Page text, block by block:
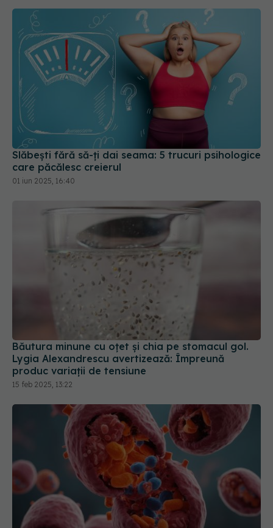
Slăbești fără să-ți dai seama: 5 trucuri psihologice
care păcălesc creierul
01 iun 2025, 16:40
Băutura minune cu oțet și chia pe stomacul gol.
Lygia Alexandrescu avertizează: Împreună
produc variații de tensiune
15 feb 2025, 13:22